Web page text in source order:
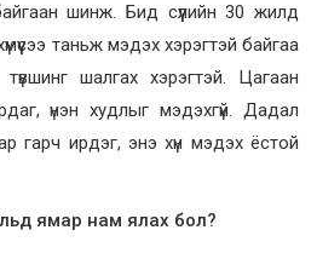
шинж. Бид сүүлийн 30 жилд
таньж мэдэх хэрэгтэй байгаа
шалгах хэрэгтэй. Цагаан
үнэн худлыг мэдэхгүй. Дадал
гарч ирдэг, энэ хүн мэдэх ёстой
ямар нам ялах бол?